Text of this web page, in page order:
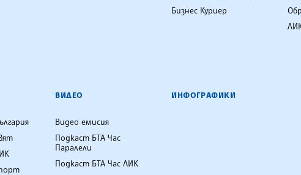
Бизнес Куриер
ВИДЕО
Видео емисия
Подкаст БТА Час
Паралели
Подкаст БТА Час ЛИК
ИНФОГРАФИКИ